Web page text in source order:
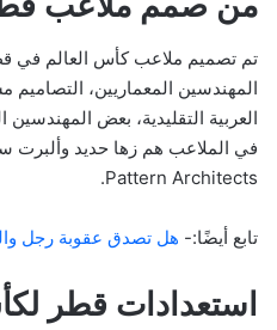
تم تصميم ملاعب كأس العالم في
المهندسين المعماريين، التصاميم
العربية التقليدية، بعض المهندسين
في الملاعب هم زها حديد وألبرت
Pattern Architects.
تابع أيضًا:- هل تصدق عقوبة رجل والحكم
استعدادات قطر لكأس